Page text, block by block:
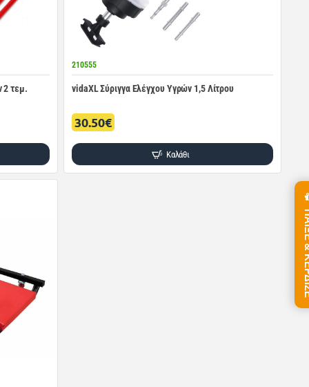
2 τεμ.
210555
vidaXL Σύριγγα Ελέγχου Υγρών 1,5 Λίτρου
30.50€
Καλάθι